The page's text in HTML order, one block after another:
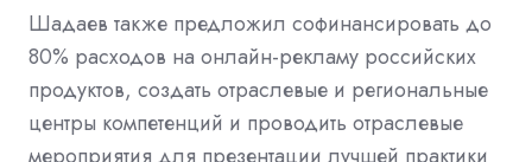
Шадаев также предложил софинансировать до
80% расходов на онлайн-рекламу российских
продуктов, создать отраслевые и региональные
центры компетенций и проводить отраслевые
мероприятия для презентации лучшей практики